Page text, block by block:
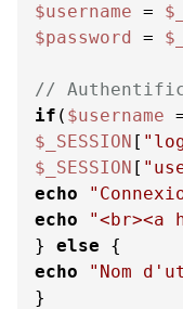
$username =
$password
=
//
if ( $username
$_SESSION [
$_SESSION [
echo
echo
"<br><a
} else
echo
"Nom
}